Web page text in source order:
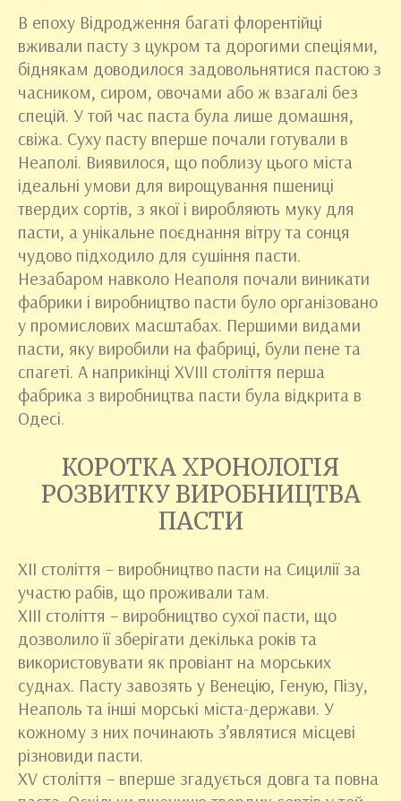
В епоху Відродження багаті флорентійці
вживали пасту з цукром та дорогими спеціями,
біднякам доводилося задовольнятися пастою з
часником, сиром, овочами або ж взагалі без
спецій. У той час паста була лише домашня,
свіжа. Суху пасту вперше почали готували в
Неаполі. Виявилося, що поблизу цього міста
ідеальні умови для вирощування пшениці
твердих сортів, з якої і виробляють муку для
пасти, а унікальне поєднання вітру та сонця
чудово підходило для сушіння пасти.
Незабаром навколо Неаполя почали виникати
фабрики і виробництво пасти було організовано
у промислових масштабах. Першими видами
пасти, яку виробили на фабриці, були пене та
спагеті. А наприкінці ХVIII століття перша
фабрика з виробництва пасти була відкрита в
Одесі.
КОРОТКА ХРОНОЛОГІЯ
РОЗВИТКУ ВИРОБНИЦТВА
ПАСТИ
ХII століття – виробництво пасти на Сицилії за
участю рабів, що проживали там.
ХІІІ століття – виробництво сухої пасти, що
дозволило її зберігати декілька років та
використовувати як провіант на морських
суднах. Пасту завозять у Венецію, Геную, Пізу,
Неаполь та інші морські міста-держави. У
кожному з них починають з’являтися місцеві
різновиди пасти.
ХV століття – вперше згадується довга та повна